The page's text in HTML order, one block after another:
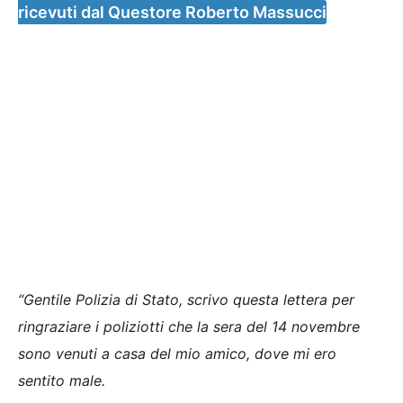
ricevuti dal Questore Roberto Massucci
“Gentile Polizia di Stato, scrivo questa lettera per
ringraziare i poliziotti che la sera del 14 novembre
sono venuti a casa del mio amico, dove mi ero
sentito male.